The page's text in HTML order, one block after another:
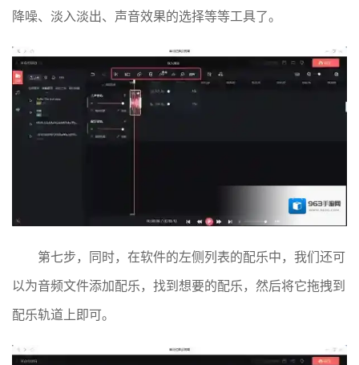
降噪、淡入淡出、声音效果的选择等等工具了。
第七步，同时，在软件的左侧列表的配乐中，我们还可
以为音频文件添加配乐，找到想要的配乐，然后将它拖拽到
配乐轨道上即可。